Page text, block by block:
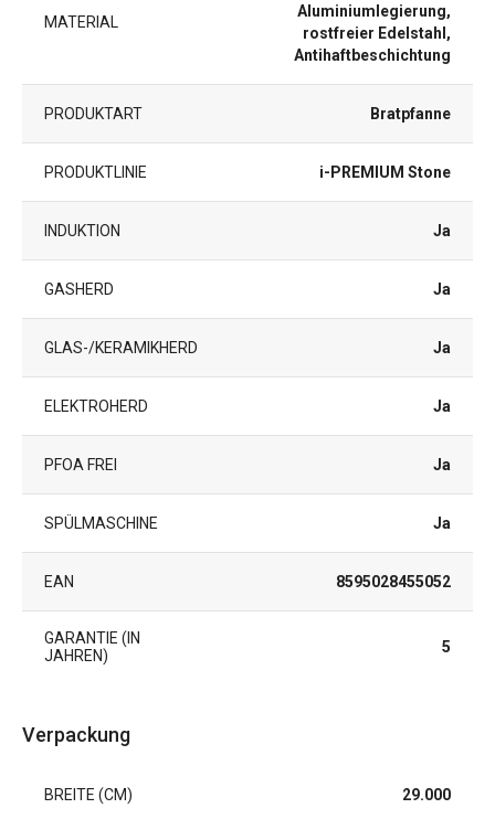
MATERIAL
Aluminiumlegierung,
rostfreier Edelstahl,
Antihaftbeschichtung
PRODUKTART Bratpfanne
PRODUKTLINIE i-PREMIUM Stone
INDUKTION Ja
GASHERD Ja
GLAS-/KERAMIKHERD Ja
ELEKTROHERD Ja
PFOA FREI Ja
SPÜLMASCHINE Ja
EAN 8595028455052
GARANTIE (IN
JAHREN)
5
Verpackung
BREITE (CM) 29.000